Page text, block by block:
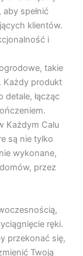
spełnić
klientów.
i
takie
Każdy produkt
detale, łącząc
Każdym Calu
są nie tylko
wykonane,
przez
ręki.
przekonać się,
Twoją